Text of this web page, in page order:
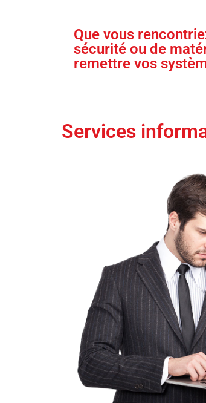
Que vous
sécurité ou de
remettre vos
Services